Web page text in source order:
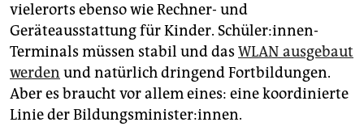
vielerorts ebenso wie Rechner- und
Geräteausstattung für Kinder. Schüler:innen-
Terminals müssen stabil und das WLAN ausgebaut
werden und natürlich dringend Fortbildungen.
Aber es braucht vor allem eines: eine koordinierte
Linie der Bildungsminister:innen.